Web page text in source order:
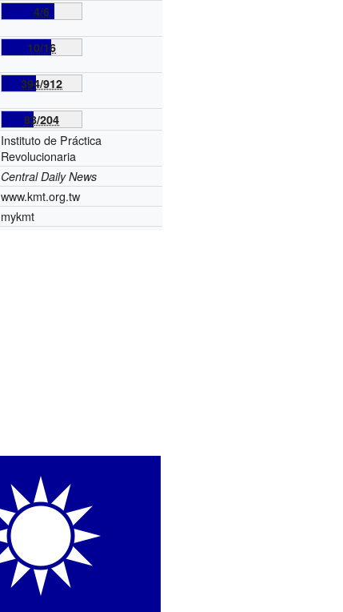
4/6
10/16
394/912
83/204
Instituto de Práctica
Revolucionaria
Central Daily News
www.kmt.org.tw
mykmt